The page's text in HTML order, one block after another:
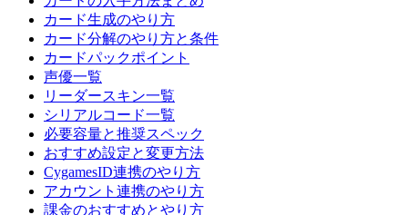
カード生成のやり方
カード分解のやり方と条件
カードパックポイント
声優一覧
リーダースキン一覧
シリアルコード一覧
必要容量と推奨スペック
おすすめ設定と変更方法
CygamesID連携のやり方
アカウント連携のやり方
課金のおすすめとやり方